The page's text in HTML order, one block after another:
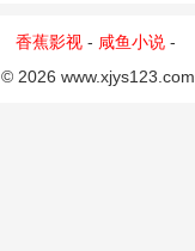
香蕉影视 - 咸鱼小说 -
© 2026 www.xjys123.com